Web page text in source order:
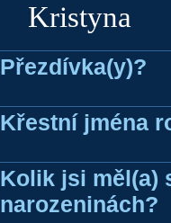
Kristyna
Přezdívka(y)?
Křestní jména
Kolik jsi měl(a)
narozeninách?